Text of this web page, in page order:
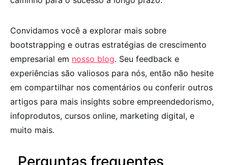
Convidamos você a explorar mais sobre
bootstrapping e outras estratégias de crescimento
empresarial em nosso blog. Seu feedback e
experiências são valiosos para nós, então não hesite
em compartilhar nos comentários ou conferir outros
artigos para mais insights sobre empreendedorismo,
infoprodutos, cursos online, marketing digital, e
muito mais.
Perguntas frequentes